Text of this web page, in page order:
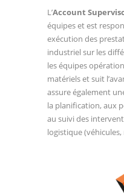
L’Account
équipes et est
exécution des
industriel sur les
les équipes
matériels et suit
assure également
la planification, aux
au suivi des
logistique